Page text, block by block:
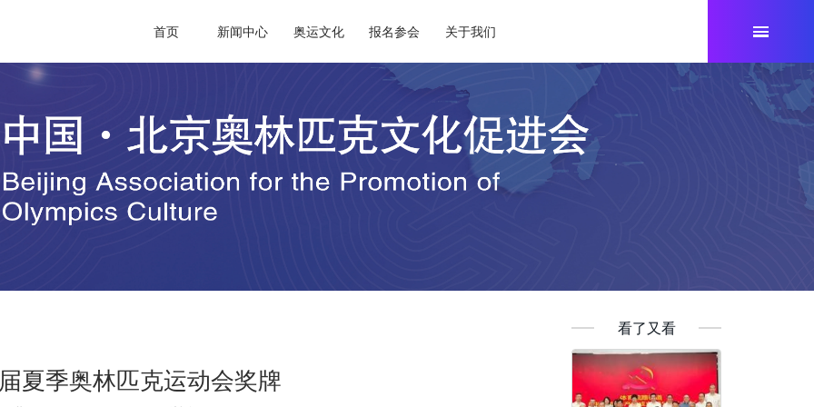
首页 新闻中心 奥运文化 报名参会 关于我们
夏季奥林匹克运动会奖牌
看了又看